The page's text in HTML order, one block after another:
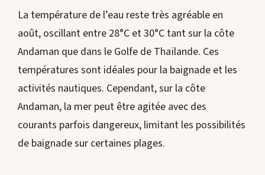
La température de l’eau reste très agréable en
août, oscillant entre 28°C et 30°C tant sur la côte
Andaman que dans le Golfe de Thaïlande. Ces
températures sont idéales pour la baignade et les
activités nautiques. Cependant, sur la côte
Andaman, la mer peut être agitée avec des
courants parfois dangereux, limitant les possibilités
de baignade sur certaines plages.